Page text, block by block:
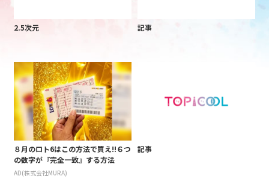
2.5次元 記事
８月のロト6はこの方法で買え!!６つ
の数字が『完全一致』する方法
AD(株式会社MURA)
記事